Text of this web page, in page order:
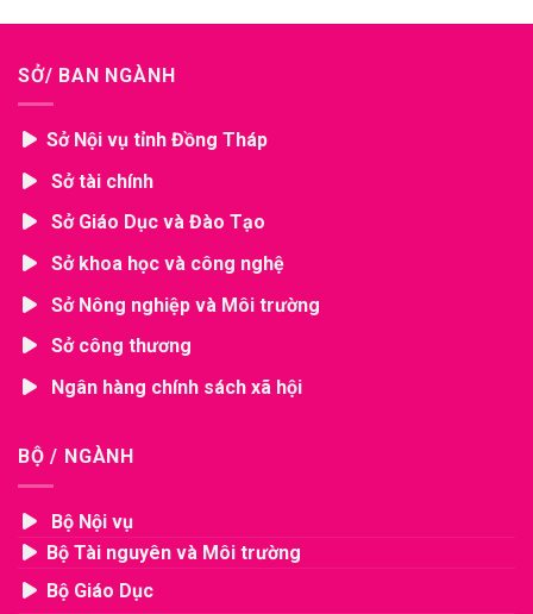
SỞ/ BAN NGÀNH
Sở Nội vụ tỉnh Đồng Tháp
Sở tài chính
Sở Giáo Dục và Đào Tạo
Sở khoa học và công nghệ
Sở Nông nghiệp và Môi trường
Sở công thương
Ngân hàng chính sách xã hội
BỘ / NGÀNH
Bộ Nội vụ
Bộ Tài nguyên và Môi trường
Bộ Giáo Dục